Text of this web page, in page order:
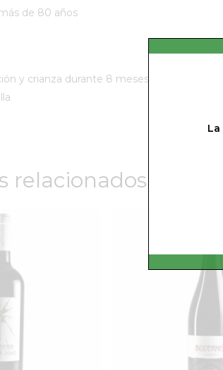
de 80 años
y crianza durante 8 meses el 60% en
relacionados